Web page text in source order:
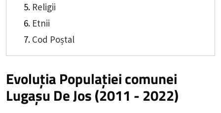
Religii
Etnii
Cod Poștal
Evoluția Populației comunei
Lugașu De Jos (2011 - 2022)